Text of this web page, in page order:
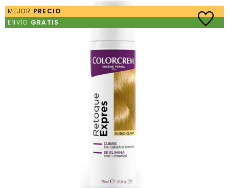
MEJOR PRECIO
ENVÍO GRATIS